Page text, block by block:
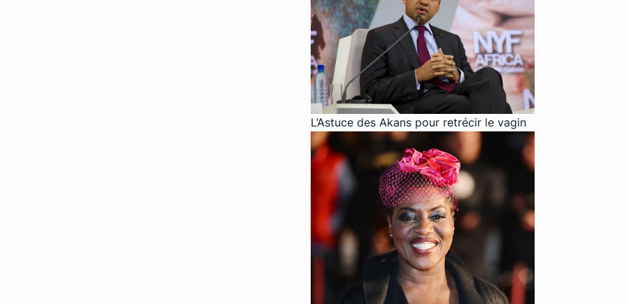
L’Astuce des Akans pour retrécir le vagin